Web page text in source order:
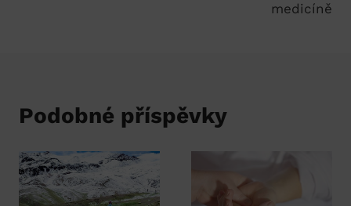
medicíně
Podobné příspěvky